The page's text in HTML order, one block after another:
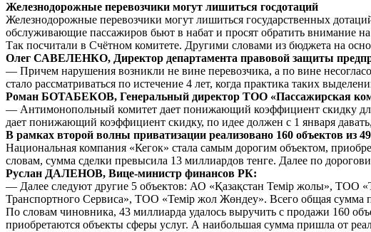
Железнодорожные перевозчики могут лишиться госдотаций
Железнодорожные перевозчики могут лишиться государственных
обслуживающие пассажиров бьют в набат и просят обратить внимание
Так посчитали в Счётном комитете. Другими словами из бюджета на
Олег САВЕЛЕНКО, Директор департамента правовой защиты
— Причем нарушения возникли не вине перевозчика, а по вине
стало рассматриваться по истечение 4 лет, когда практика таких
Роман БОТАБЕКОВ, Генеральный директор ТОО «Пассажирская
— Антимонопольный комитет дает понижающий коэффициент скидку
дает понижающий коэффициент скидку, по идее должен с 1 января
В рамках второй волны приватизации реализовано 160 объектов из
Национальная компания «Кегок» стала самым дорогим объектом,
словам, сумма сделки превысила 13 миллиардов тенге. Далее по
Руслан ДАЛЕНОВ, Вице-министр финансов РК:
— Далее следуют другие 5 объектов: АО «Қазақстан Темір жолы», ТОО
Транспортного Сервиса», ТОО «Темір жол Жөндеу». Всего общая сумма
По словам чиновника, 43 миллиарда удалось выручить с продажи 160
приобретаются объекты сферы услуг. А наибольшая сумма пришла от